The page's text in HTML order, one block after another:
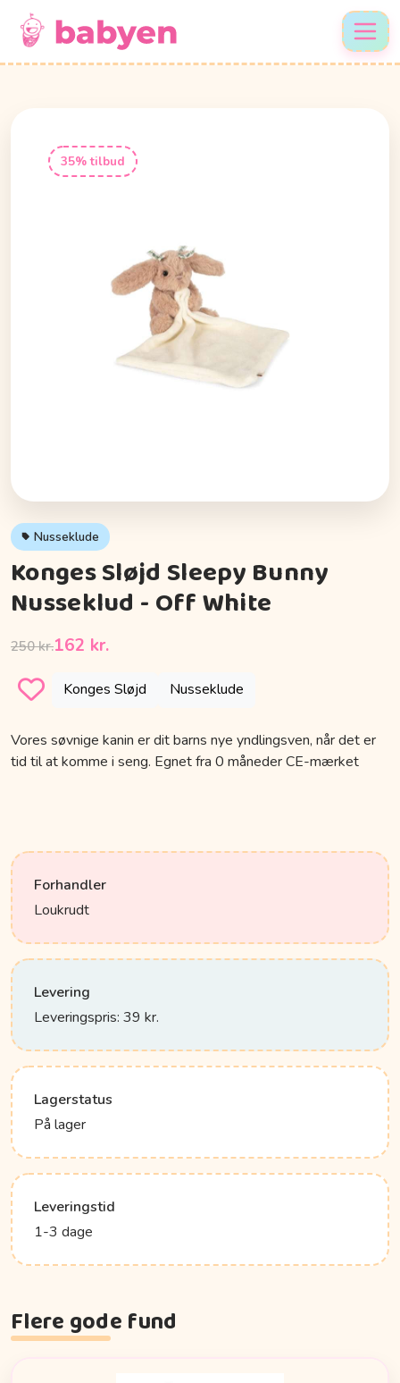
35% tilbud
Nusseklude
Konges Sløjd Sleepy Bunny
Nusseklud - Off White
250 kr.162 kr.
Konges Sløjd Nusseklude
Vores søvnige kanin er dit barns nye yndlingsven, når det er
tid til at komme i seng. Egnet fra 0 måneder CE-mærket
Forhandler
Loukrudt
Levering
Leveringspris: 39 kr.
Lagerstatus
På lager
Leveringstid
1-3 dage
Flere gode fund